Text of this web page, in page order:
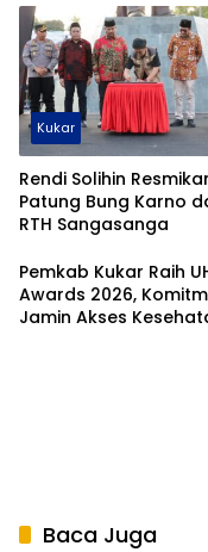
Kukar
Rendi Solihin
Patung Bung Karno
RTH Sangasanga
Pemkab Kukar Raih
Awards 2026,
Jamin Akses
Baca Juga